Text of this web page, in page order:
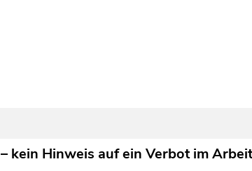
kein Hinweis auf ein Verbot im